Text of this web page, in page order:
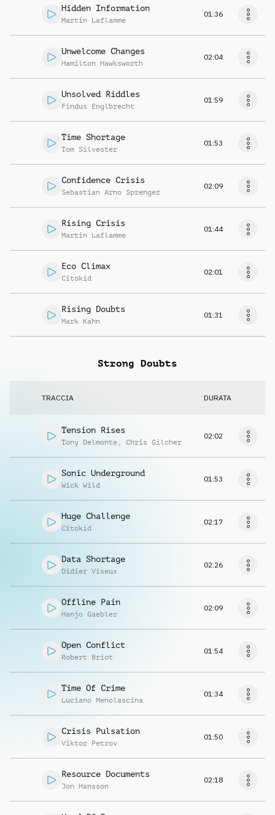
Hidden Information
Martin Laflamme
01:36
Unwelcome Changes
Hamilton Hawksworth
02:04
Unsolved Riddles
Findus Englbrecht
01:59
Time Shortage
Tom Silvester
01:53
Confidence Crisis
Sebastian Arno Sprenger
02:09
Rising Crisis
Martin Laflamme
01:44
Eco Climax
Citokid
02:01
Rising Doubts
Mark Kahn
01:31
Strong Doubts
TRACCIA DURATA
Tension Rises
Tony Delmonte , Chris Gilcher
02:02
Sonic Underground
Wick Wild
01:53
Huge Challenge
Citokid
02:17
Data Shortage
Didier Viseux
02:26
Offline Pain
Hanjo Gaebler
02:09
Open Conflict
Robert Briot
01:54
Time Of Crime
Luciano Menolascina
01:34
Crisis Pulsation
Viktor Petrov
01:50
Resource Documents
Jon Hansson
02:18